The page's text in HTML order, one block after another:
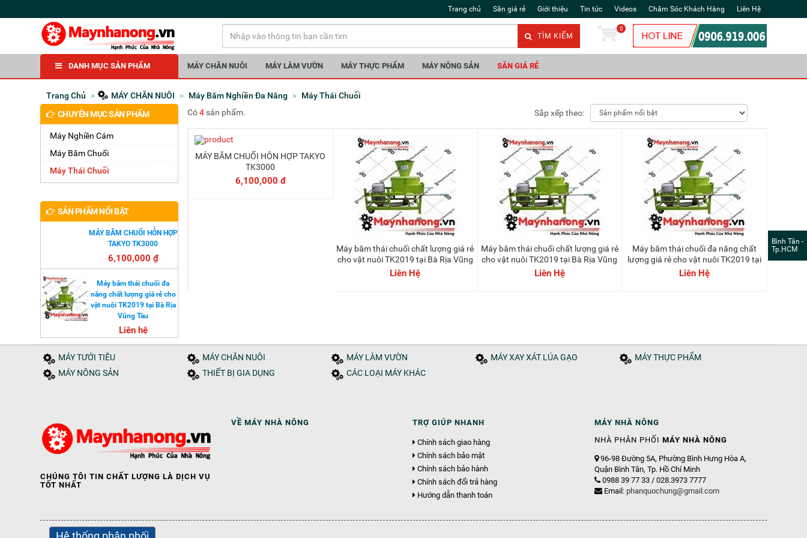
Trang chủ Săn giá rẻ Giới thiệu Tin tức Videos Chăm Sóc Khách Hàng Liên Hệ
TÌM KIẾM
0
DANH MỤC SẢN PHẨM MÁY CHĂN NUÔI MÁY LÀM VƯỜN MÁY THỰC PHẨM MÁY NÔNG SẢN SĂN GIÁ RẺ
Trang Chủ MÁY CHĂN NUÔI Máy Băm Nghiền Đa Năng
Máy Thái Chuối
Có4 sản phẩm. Sắp xếp theo:
Thêm vào giỏ
MÁY BĂM CHUỐI HỖN HỢP TAKYO
TK3000
6,100,000 đ
Máy băm thái chuối chất lượng giá rẻ
cho vật nuôi TK2019 tại Bà Rịa Vũng
Tàu
Liên Hệ
Máy băm thái chuối chất lượng giá rẻ
cho vật nuôi TK2019 tại Bà Rịa Vũng
Tàu
Liên Hệ
Máy băm thái chuối đa năng chất
lượng giá rẻ cho vật nuôi TK2019 tại
Bà Rịa Vũng Tàu
Liên Hệ
CHUYÊN MỤC SẢN PHẨM
Máy Nghiền Cám
Máy Băm Chuối
Máy Thái Chuối
SẢN PHẨM NỔI BẬT
MÁY BĂM CHUỐI HỖN HỢP
TAKYO TK3000
6,100,000 ₫
Máy băm thái chuối đa
năng chất lượng giá rẻ cho
vật nuôi TK2019 tại Bà Rịa
Vũng Tàu
Liên hệ
MÁY TƯỚI TIÊU MÁY CHĂN NUÔI MÁY LÀM VƯỜN MÁY XAY XÁT LÚA GẠO
MÁY THỰC PHẨM
MÁY NÔNG SẢN
THIẾT BỊ GIA DỤNG CÁC LOẠI MÁY KHÁC
CHÚNG TÔI TIN CHẤT LƯỢNG LÀ DỊCH VỤ
TỐT NHẤT
VỀ MÁY NHÀ NÔNG TRỢ GIÚP NHANH
Chính sách giao hàng
Chính sách bảo mật
Chính sách bảo hành
Chính sách đổi trả hàng
Hướng dẫn thanh toán
MÁY NHÀ NÔNG
NHÀ PHÂN PHỐI MÁY NHÀ NÔNG
96-98 Đường 5A, Phường Bình Hưng Hòa A,
Quận Bình Tân, Tp. Hồ Chí Minh
0988 39 77 33 / 028.3973 7777
Email: phanquochung@gmail.com
Bình Tân -
Tp.HCM